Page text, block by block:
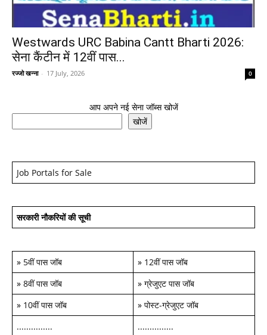
Westwards URC Babina Cantt Bharti 2026:
सेना कैंटीन में 12वीं पास...
रज्जो खन्ना - 17 July, 2026 0
आप अपने नई सेना जॉब्स खोजें
खोजें
Job Portals for Sale
सरकारी नौकरियों की सूची
» 5वीं पास जॉब » 12वीं पास जॉब
» 8वीं पास जॉब » ग्रेजुएट पास जॉब
» 10वीं पास जॉब » पोस्ट-ग्रेजुएट जॉब
...............
...............